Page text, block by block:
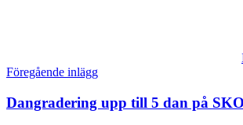
Inläggsnavigering
Föregående inlägg
Dangradering upp till 5 dan på SKO